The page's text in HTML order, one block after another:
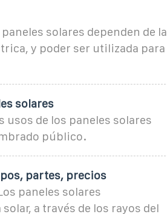
solares dependen de la
y poder ser utilizada para
solares
usos de los paneles solares
público.
partes, precios
paneles solares
a través de los rayos del